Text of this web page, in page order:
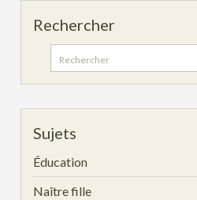
Rechercher
Search
for:
Sujets
Éducation
Naître fille